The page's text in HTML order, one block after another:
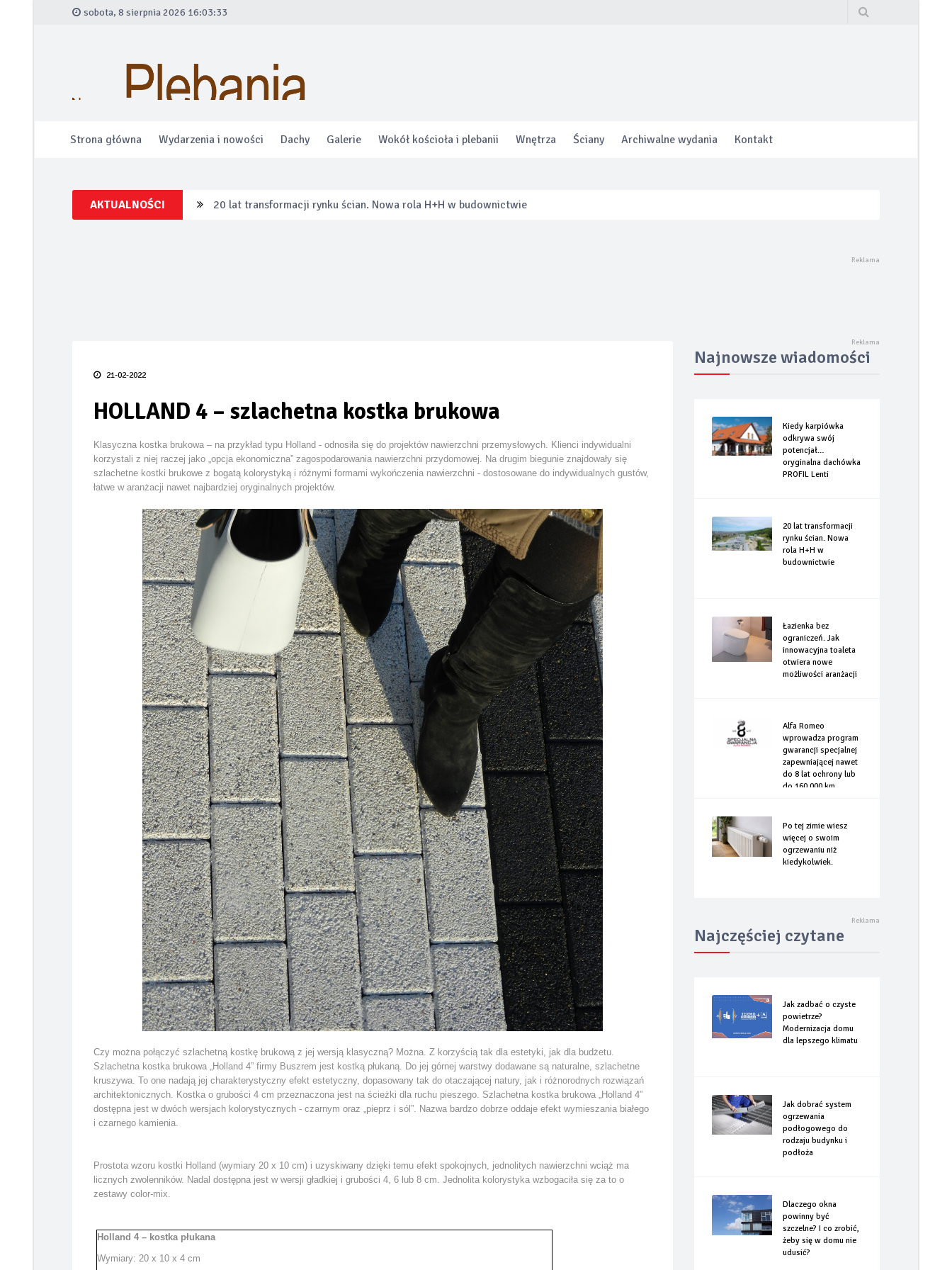
sobota, 8 sierpnia 2026 16:03:34
Strona główna Wydarzenia i nowości Dachy Galerie Wokół kościoła i plebanii Wnętrza Ściany Archiwalne wydania Kontakt
AKTUALNOŚCI 20 lat transformacji rynku ścian. Nowa rola H+H w budownictwie
FIAT prezentuje pierwsze oficjalne zdjęcie swoich nowych globalnych modeli Grizzly i Grizzly Fastback
TECEdrainway – profil prysznicowy nowej generacji
Odporność termoizolacji na wodę – wilgotne ocieplenie jest jak mokry sweter
Kiedy karpiówka odkrywa swój potencjał… oryginalna dachówka PROFIL Lenti
21-02-2022
HOLLAND 4 – szlachetna kostka brukowa
Klasyczna kostka brukowa – na przykład typu Holland - odnosiła się do projektów nawierzchni przemysłowych. Klienci indywidualni
korzystali z niej raczej jako „opcja ekonomiczna” zagospodarowania nawierzchni przydomowej. Na drugim biegunie znajdowały się
szlachetne kostki brukowe z bogatą kolorystyką i różnymi formami wykończenia nawierzchni - dostosowane do indywidualnych gustów,
łatwe w aranżacji nawet najbardziej oryginalnych projektów.
Czy można połączyć szlachetną kostkę brukową z jej wersją klasyczną? Można. Z korzyścią tak dla estetyki, jak dla budżetu.
Szlachetna kostka brukowa „Holland 4” firmy Buszrem jest kostką płukaną. Do jej górnej warstwy dodawane są naturalne, szlachetne
kruszywa. To one nadają jej charakterystyczny efekt estetyczny, dopasowany tak do otaczającej natury, jak i różnorodnych rozwiązań
architektonicznych. Kostka o grubości 4 cm przeznaczona jest na ścieżki dla ruchu pieszego. Szlachetna kostka brukowa „Holland 4”
dostępna jest w dwóch wersjach kolorystycznych - czarnym oraz „pieprz i sól”. Nazwa bardzo dobrze oddaje efekt wymieszania białego
i czarnego kamienia.
Prostota wzoru kostki Holland (wymiary 20 x 10 cm) i uzyskiwany dzięki temu efekt spokojnych, jednolitych nawierzchni wciąż ma
licznych zwolenników. Nadal dostępna jest w wersji gładkiej i grubości 4, 6 lub 8 cm. Jednolita kolorystyka wzbogaciła się za to o
zestawy color-mix.
Holland 4 – kostka płukana
Wymiary: 20 x 10 x 4 cm
Najnowsze wiadomości
Kiedy karpiówka
odkrywa swój
potencjał…
oryginalna dachówka
PROFIL Lenti
20 lat transformacji
rynku ścian. Nowa
rola H+H w
budownictwie
Łazienka bez
ograniczeń. Jak
innowacyjna toaleta
otwiera nowe
możliwości aranżacji
Alfa Romeo
wprowadza program
gwarancji specjalnej
zapewniającej nawet
do 8 lat ochrony lub
do 160.000 km
Po tej zimie wiesz
więcej o swoim
ogrzewaniu niż
kiedykolwiek.
Najczęściej czytane
Jak zadbać o czyste
powietrze?
Modernizacja domu
dla lepszego klimatu
Jak dobrać system
ogrzewania
podłogowego do
rodzaju budynku i
podłoża
Dlaczego okna
powinny być
szczelne? I co zrobić,
żeby się w domu nie
udusić?